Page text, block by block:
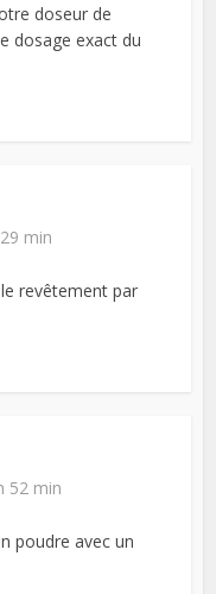
doseur de
dosage exact du
min
revêtement par
52 min
poudre avec un